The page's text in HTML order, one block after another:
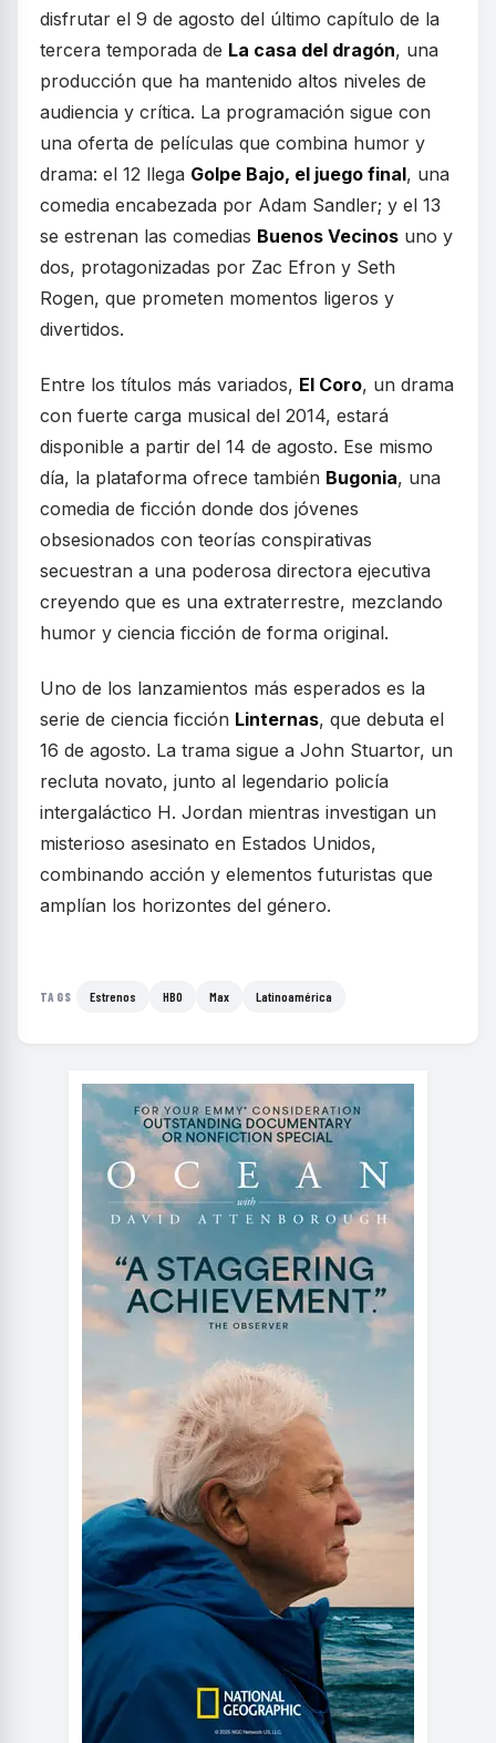
disfrutar el 9 de agosto del último capítulo de la
tercera temporada de La casa del dragón, una
producción que ha mantenido altos niveles de
audiencia y crítica. La programación sigue con
una oferta de películas que combina humor y
drama: el 12 llega Golpe Bajo, el juego final, una
comedia encabezada por Adam Sandler; y el 13
se estrenan las comedias Buenos Vecinos uno y
dos, protagonizadas por Zac Efron y Seth
Rogen, que prometen momentos ligeros y
divertidos.
Entre los títulos más variados, El Coro, un drama
con fuerte carga musical del 2014, estará
disponible a partir del 14 de agosto. Ese mismo
día, la plataforma ofrece también Bugonia, una
comedia de ficción donde dos jóvenes
obsesionados con teorías conspirativas
secuestran a una poderosa directora ejecutiva
creyendo que es una extraterrestre, mezclando
humor y ciencia ficción de forma original.
Uno de los lanzamientos más esperados es la
serie de ciencia ficción Linternas, que debuta el
16 de agosto. La trama sigue a John Stuartor, un
recluta novato, junto al legendario policía
intergaláctico H. Jordan mientras investigan un
misterioso asesinato en Estados Unidos,
combinando acción y elementos futuristas que
amplían los horizontes del género.
TAGS Estrenos HBO Max Latinoamérica